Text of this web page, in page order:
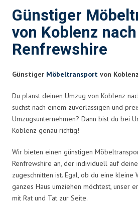
Günstiger
von Koblenz nach
Renfrewshire
Günstiger Möbeltransport von
Du planst deinen Umzug von Koblenz
suchst nach einem zuverlässigen und
Umzugsunternehmen? Dann bist du bei
Koblenz genau richtig!
Wir bieten einen günstigen
Renfrewshire an, der individuell auf
zugeschnitten ist. Egal, ob du eine kleine
ganzes Haus umziehen möchtest, unser
mit Rat und Tat zur Seite.